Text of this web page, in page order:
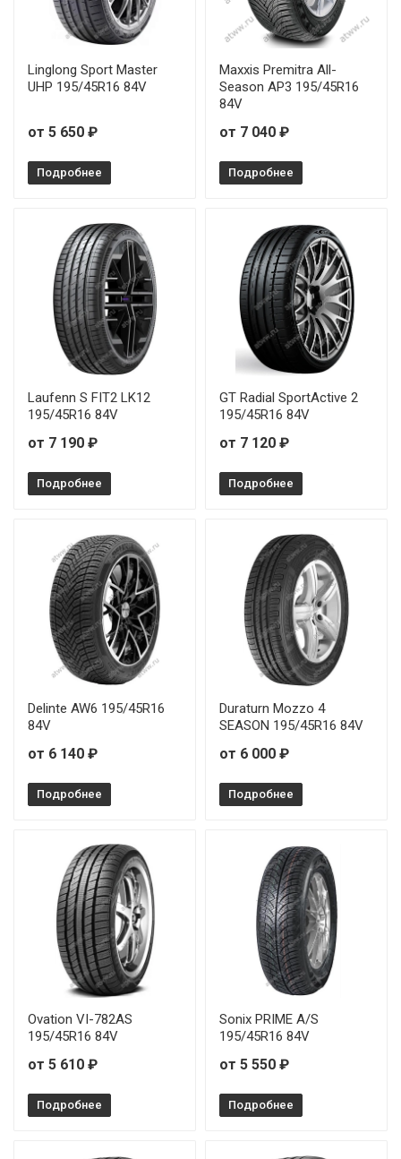
Linglong Sport Master
UHP 195/45R16 84V
от 5 650 ₽
Подробнее
Maxxis Premitra All-
Season AP3 195/45R16
84V
от 7 040 ₽
Подробнее
Laufenn S FIT2 LK12
195/45R16 84V
от 7 190 ₽
Подробнее
GT Radial SportActive 2
195/45R16 84V
от 7 120 ₽
Подробнее
Delinte AW6 195/45R16
84V
от 6 140 ₽
Подробнее
Duraturn Mozzo 4
SEASON 195/45R16 84V
от 6 000 ₽
Подробнее
Ovation VI-782AS
195/45R16 84V
от 5 610 ₽
Подробнее
Sonix PRIME A/S
195/45R16 84V
от 5 550 ₽
Подробнее